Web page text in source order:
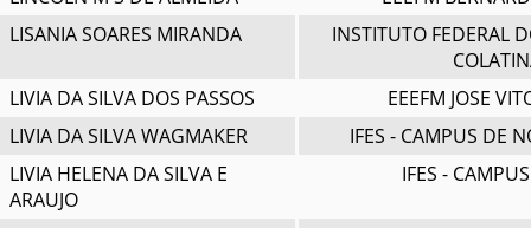
LISANIA SOARES MIRANDA
INSTITUTO FEDERAL
LIVIA DA SILVA DOS PASSOS
EEEFM JOSE
LIVIA DA SILVA WAGMAKER
IFES - CAMPUS DE
LIVIA HELENA DA SILVA E
ARAUJO
IFES -